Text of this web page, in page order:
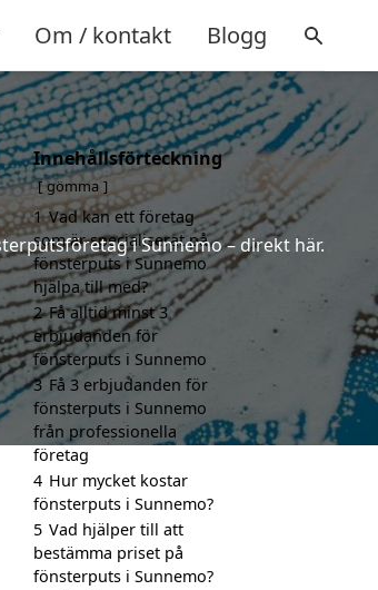
Om / kontakt Blogg
i Sunnemo – direkt här.
Innehållsförteckning
gömma
1 Vad kan ett företag
som är specialiserat på
fönsterputs i Sunnemo
hjälpa till med?
2 Få alltid minst 3
erbjudanden för
fönsterputs i Sunnemo
3 Få 3 erbjudanden för
fönsterputs i Sunnemo
från professionella
företag
4 Hur mycket kostar
fönsterputs i Sunnemo?
5 Vad hjälper till att
bestämma priset på
fönsterputs i Sunnemo?